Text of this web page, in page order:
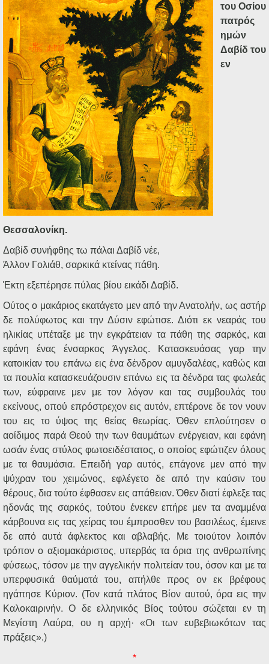
Ηχητικά
του Οσίου
πατρός
ημών
Δαβίδ του
εν
Θεσσαλονίκη.
Δαβίδ συνήφθης τω πάλαι Δαβίδ νέε,
Άλλον Γολιάθ, σαρκικά κτείνας πάθη.
Έκτη εξεπέρησε πύλας βίου εικάδι Δαβίδ.
Ούτος ο μακάριος εκατάγετο μεν από την Ανατολήν, ως αστήρ
δε πολύφωτος και την Δύσιν εφώτισε. Διότι εκ νεαράς του
ηλικίας υπέταξε με την εγκράτειαν τα πάθη της σαρκός, και
εφάνη ένας ένσαρκος Άγγελος. Κατασκευάσας γαρ την
κατοικίαν του επάνω εις ένα δένδρον αμυγδαλέας, καθώς και
τα πουλία κατασκευάζουσιν επάνω εις τα δένδρα τας φωλεάς
των, εύφραινε μεν με τον λόγον και τας συμβουλάς του
εκείνους, οπού επρόστρεχον εις αυτόν, επτέρονε δε τον νουν
του εις το ύψος της θείας θεωρίας. Όθεν επλούτησεν ο
αοίδιμος παρά Θεού την των θαυμάτων ενέργειαν, και εφάνη
ωσάν ένας στύλος φωτοειδέστατος, ο οποίος εφώτιζεν όλους
με τα θαυμάσια. Επειδή γαρ αυτός, επάγονε μεν από την
ψύχραν του χειμώνος, εφλέγετο δε από την καύσιν του
θέρους, δια τούτο έφθασεν εις απάθειαν. Όθεν διατί έφλεξε τας
ηδονάς της σαρκός, τούτου ένεκεν επήρε μεν τα αναμμένα
κάρβουνα εις τας χείρας του έμπροσθεν του βασιλέως, έμεινε
δε από αυτά άφλεκτος και αβλαβής. Με τοιούτον λοιπόν
τρόπον ο αξιομακάριστος, υπερβάς τα όρια της ανθρωπίνης
φύσεως, τόσον με την αγγελικήν πολιτείαν του, όσον και με τα
υπερφυσικά θαύματά του, απήλθε προς ον εκ βρέφους
ηγάπησε Κύριον. (Τον κατά πλάτος Βίον αυτού, όρα εις την
Καλοκαιρινήν. Ο δε ελληνικός Βίος τούτου σώζεται εν τη
Μεγίστη Λαύρα, ου η αρχή· «Οι των ευβεβιωκότων τας
πράξεις».)
*